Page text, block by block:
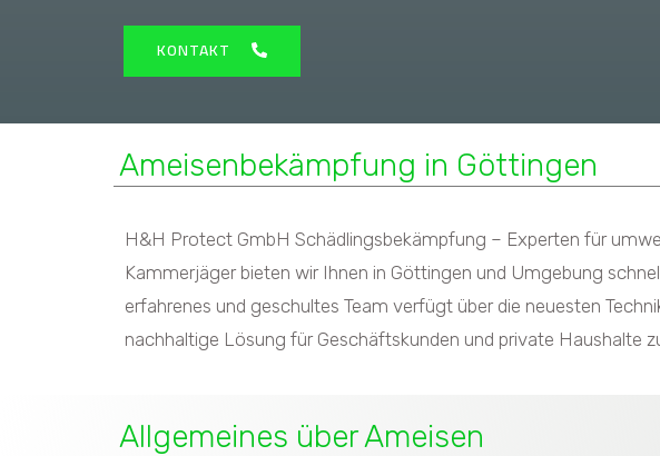
KONTAKT
Ameisenbekämpfung in Göttingen
H&H Protect GmbH Schädlingsbekämpfung – Experten für
Kammerjäger bieten wir Ihnen in Göttingen und Umgebung
erfahrenes und geschultes Team verfügt über die neuesten
nachhaltige Lösung für Geschäftskunden und private Haushalte
Allgemeines über Ameisen